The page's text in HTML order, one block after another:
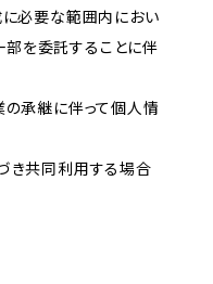
に必要な範囲内におい
を委託することに伴
の承継に伴って個人情
き共同利用する場合